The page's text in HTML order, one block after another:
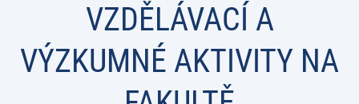
VZDĚLÁVACÍ A
VÝZKUMNÉ AKTIVITY NA